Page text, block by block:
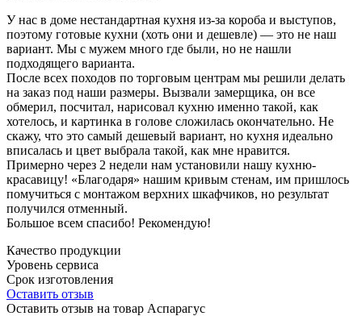
У нас в доме нестандартная кухня из-за короба и выступов,
поэтому готовые кухни (хоть они и дешевле) — это не наш
вариант. Мы с мужем много где были, но не нашли
подходящего варианта.
После всех походов по торговым центрам мы решили делать
на заказ под наши размеры. Вызвали замерщика, он все
обмерил, посчитал, нарисовал кухню именно такой, как
хотелось, и картинка в голове сложилась окончательно. Не
скажу, что это самый дешевый вариант, но кухня идеально
вписалась и цвет выбрала такой, как мне нравится.
Примерно через 2 недели нам установили нашу кухню-
красавицу! «Благодаря» нашим кривым стенам, им пришлось
помучиться с монтажом верхних шкафчиков, но результат
получился отменный.
Большое всем спасибо! Рекомендую!
Качество продукции
Уровень сервиса
Срок изготовления
Оставить отзыв
Оставить отзыв на товар Аспарагус